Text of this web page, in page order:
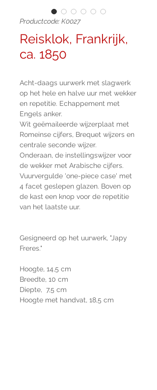
Productcode: K0027
Reisklok, Frankrijk,
ca. 1850
Acht-daags uurwerk met slagwerk
op het hele en halve uur met wekker
en repetitie. Echappement met
Engels anker.
Wit geëmaileerde wijzerplaat met
Romeinse cijfers, Brequet wijzers en
centrale seconde wijzer.
Onderaan, de instellingswijzer voor
de wekker met Arabische cijfers.
Vuurvergulde 'one-piece case' met
4 facet geslepen glazen. Boven op
de kast een knop voor de repetitie
van het laatste uur.
Gesigneerd op het uurwerk, "Japy
Freres."
Hoogte, 14,5 cm
Breedte, 10 cm
Diepte, 7,5 cm
Hoogte met handvat, 18,5 cm